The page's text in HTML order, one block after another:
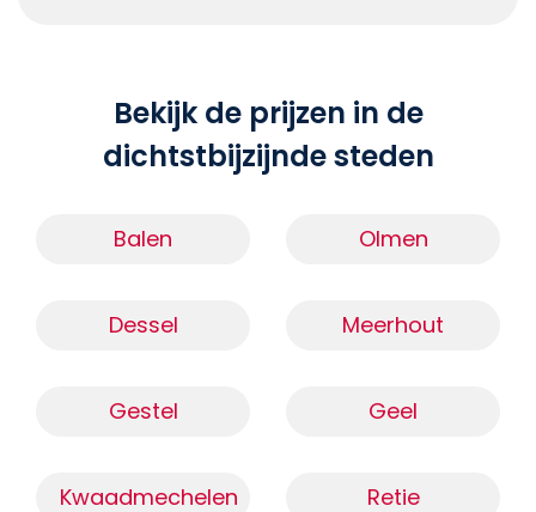
Bekijk de prijzen in de
dichtstbijzijnde steden
Balen Olmen
Dessel Meerhout
Gestel Geel
Kwaadmechelen Retie